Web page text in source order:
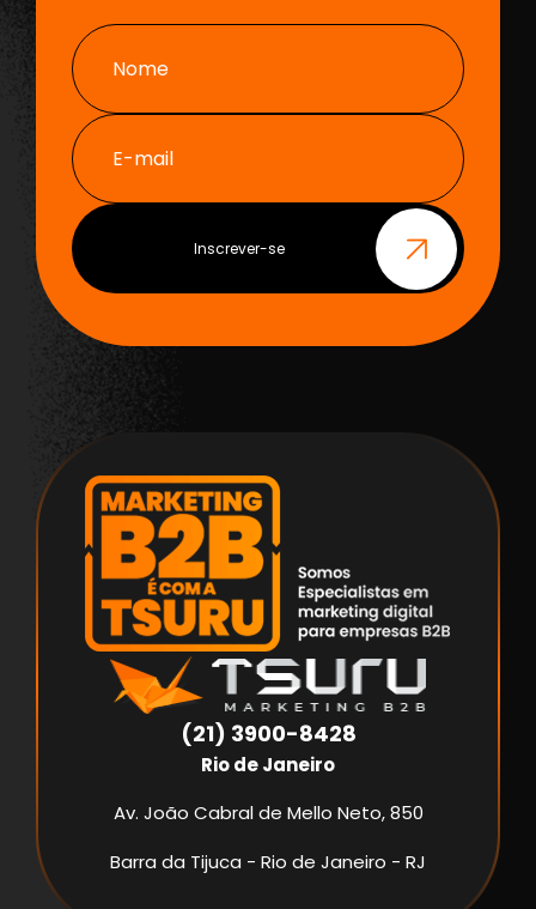
Nome
E-mail
Inscrever-se
(21) 3900-8428
Rio de Janeiro
Av. João Cabral de Mello Neto, 850
Barra da Tijuca - Rio de Janeiro - RJ